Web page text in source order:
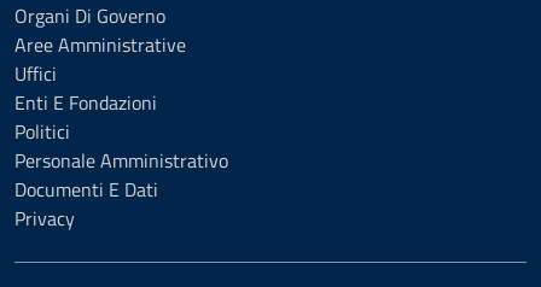
Organi Di Governo
Aree Amministrative
Uffici
Enti E Fondazioni
Politici
Personale Amministrativo
Documenti E Dati
Privacy